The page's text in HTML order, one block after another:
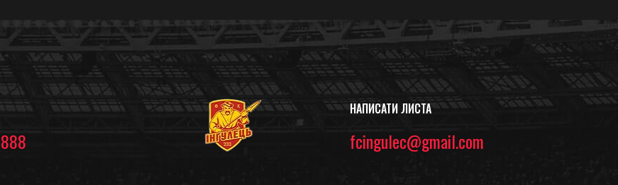
НАПИСАТИ ЛИСТА
fcingulec@gmail.com